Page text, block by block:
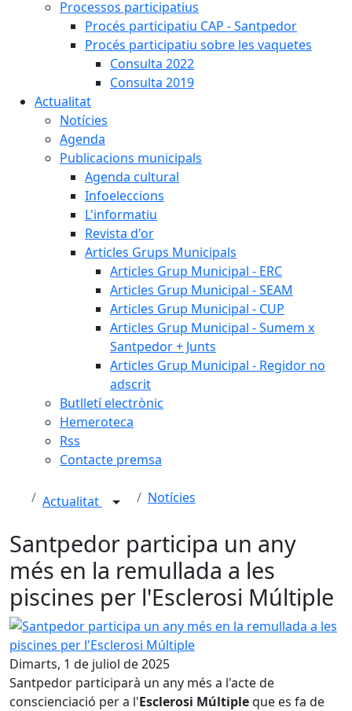
Processos participatius
Procés participatiu CAP - Santpedor
Procés participatiu sobre les vaquetes
Consulta 2022
Consulta 2019
Actualitat
Notícies
Agenda
Publicacions municipals
Agenda cultural
Infoeleccions
L'informatiu
Revista d'or
Articles Grups Municipals
Articles Grup Municipal - ERC
Articles Grup Municipal - SEAM
Articles Grup Municipal - CUP
Articles Grup Municipal - Sumem x
Santpedor + Junts
Articles Grup Municipal - Regidor no
adscrit
Butlletí electrònic
Hemeroteca
Rss
Contacte premsa
Actualitat Notícies
Santpedor participa un any
més en la remullada a les
piscines per l'Esclerosi Múltiple
Santpedor participa un any més en la remullada a les
Dimarts, 1 de juliol de 2025
Santpedor participarà un any més a l'acte de
conscienciació per a l'Esclerosi Múltipleque es fa de